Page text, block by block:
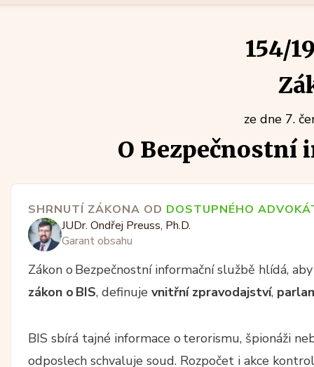
154/
ze dne 7.
O Bezpečnostní
SHRNUTÍ ZÁKONA OD DOSTUPNÉHO
JUDr. Ondřej Preuss, Ph.D.
Garant obsahu
Zákon o Bezpečnostní informační službě hlídá,
zákon o BIS, definuje vnitřní zpravodajství,
BIS sbírá tajné informace o terorismu, špionáži
odposlech schvaluje soud. Rozpočet i akce